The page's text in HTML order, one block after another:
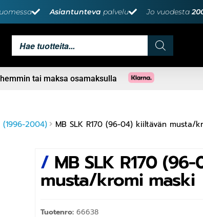
Asiantunteva palvelu Jo vuodesta
tai maksa osamaksulla
(1996-2004) MB SLK R170 (96-04) kiiltävän musta/
/ MB SLK R170
musta/kromi maski
Tuotenro: 66638